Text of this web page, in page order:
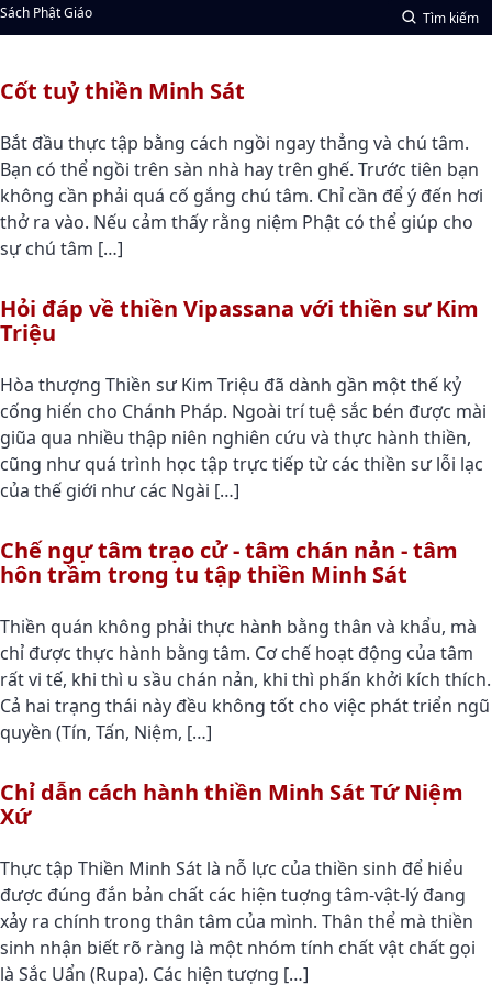
Sách Phật Giáo Tìm kiếm
Cốt tuỷ thiền Minh Sát
Bắt đầu thực tập bằng cách ngồi ngay thẳng và chú tâm.
Bạn có thể ngồi trên sàn nhà hay trên ghế. Trước tiên bạn
không cần phải quá cố gắng chú tâm. Chỉ cần để ý đến hơi
thở ra vào. Nếu cảm thấy rằng niệm Phật có thể giúp cho
sự chú tâm […]
Hỏi đáp về thiền Vipassana với thiền sư Kim
Triệu
Hòa thượng Thiền sư Kim Triệu đã dành gần một thế kỷ
cống hiến cho Chánh Pháp. Ngoài trí tuệ sắc bén được mài
giũa qua nhiều thập niên nghiên cứu và thực hành thiền,
cũng như quá trình học tập trực tiếp từ các thiền sư lỗi lạc
của thế giới như các Ngài […]
Chế ngự tâm trạo cử - tâm chán nản - tâm
hôn trầm trong tu tập thiền Minh Sát
Thiền quán không phải thực hành bằng thân và khẩu, mà
chỉ được thực hành bằng tâm. Cơ chế hoạt động của tâm
rất vi tế, khi thì u sầu chán nản, khi thì phấn khởi kích thích.
Cả hai trạng thái này đều không tốt cho việc phát triển ngũ
quyền (Tín, Tấn, Niệm, […]
Chỉ dẫn cách hành thiền Minh Sát Tứ Niệm
Xứ
Thực tập Thiền Minh Sát là nỗ lực của thiền sinh để hiểu
được đúng đắn bản chất các hiện tuợng tâm-vật-lý đang
xảy ra chính trong thân tâm của mình. Thân thể mà thiền
sinh nhận biết rõ ràng là một nhóm tính chất vật chất gọi
là Sắc Uẩn (Rupa). Các hiện tượng […]